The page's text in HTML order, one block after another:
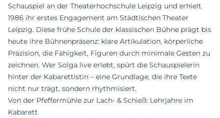
Schauspiel an der Theaterhochschule Leipzig und erhielt
1986 ihr erstes Engagement am Städtischen Theater
Leipzig. Diese frühe Schule der klassischen Bühne prägt bis
heute ihre Bühnenpräsenz: klare Artikulation, körperliche
Präzision, die Fähigkeit, Figuren durch minimale Gesten zu
zeichnen. Wer Solga live erlebt, spürt die Schauspielerin
hinter der Kabarettistin – eine Grundlage, die ihre Texte
nicht nur trägt, sondern rhythmisiert.
Von der Pfeffermühle zur Lach- & Schieß: Lehrjahre im
Kabarett